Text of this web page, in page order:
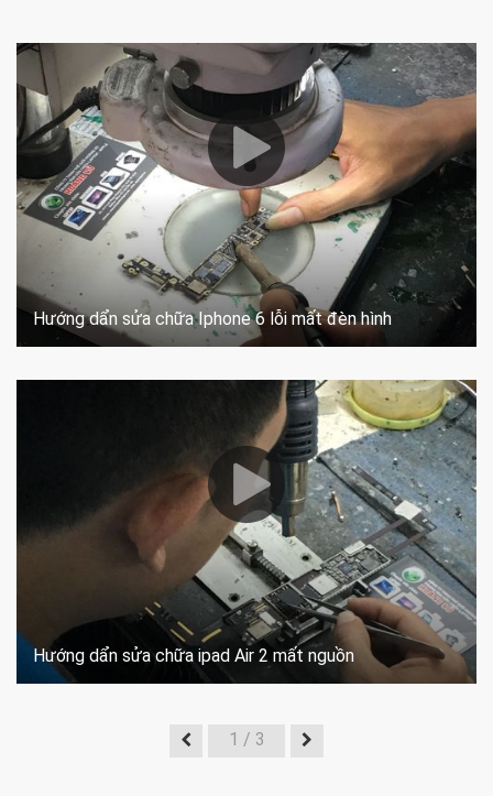
Hướng dẩn sửa chữa Iphone 6 lỗi mất đèn hình
Hướng dẩn sửa chữa ipad Air 2 mất nguồn
1 / 3